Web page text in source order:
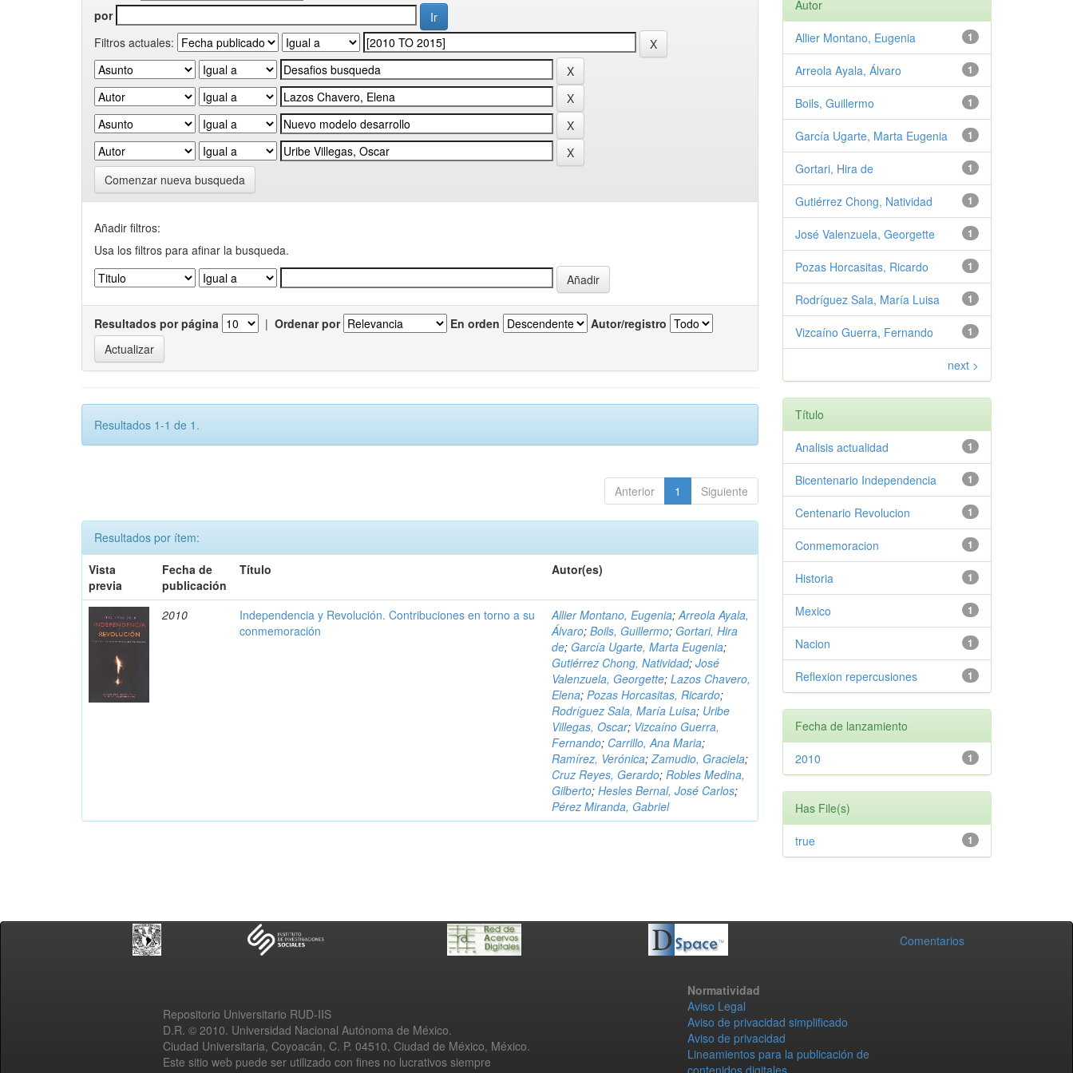
por
Filtros actuales:
Comenzar nueva busqueda
Añadir filtros:
Usa los filtros para afinar la busqueda.
Resultados por página | Ordenar por En orden Autor/registro
Resultados 1-1 de 1.
Anterior 1 Siguiente
Resultados por ítem:
Vista
previa
Fecha de
publicación
Título Autor(es)
2010
Independencia y Revolución. Contribuciones en torno a su
conmemoración
Allier Montano, Eugenia;Arreola Ayala,
Álvaro;Boils, Guillermo; Gortari, Hira
de; García Ugarte, Marta Eugenia;
Gutiérrez Chong, Natividad;José
Valenzuela, Georgette;Lazos Chavero,
Elena;Pozas Horcasitas, Ricardo;
Rodríguez Sala, María Luisa; Uribe
Villegas, Oscar; Vizcaíno Guerra,
Fernando; Carrillo, Ana Maria;
Ramírez, Verónica;Zamudio, Graciela;
Cruz Reyes, Gerardo;Robles Medina,
Gilberto;Hesles Bernal, José Carlos;
Pérez Miranda, Gabriel
Autor
1
Allier Montano, Eugenia
1
Arreola Ayala, Álvaro
1
Boils, Guillermo
1
García Ugarte, Marta Eugenia
1
Gortari, Hira de
1
Gutiérrez Chong, Natividad
1
José Valenzuela, Georgette
1
Pozas Horcasitas, Ricardo
1
Rodríguez Sala, María Luisa
1
Vizcaíno Guerra, Fernando
next >
Título
1
Analisis actualidad
1
Bicentenario Independencia
1
Centenario Revolucion
1
Conmemoracion
1
Historia
1
Mexico
1
Nacion
1
Reflexion repercusiones
Fecha de lanzamiento
1
2010
Has File(s)
1
true
Comentarios
Repositorio Universitario RUD-IIS
D.R. © 2010. Universidad Nacional Autónoma de México.
Ciudad Universitaria, Coyoacán, C. P. 04510, Ciudad de México, México.
Este sitio web puede ser utilizado con fines no lucrativos siempre
Normatividad
Aviso Legal
Aviso de privacidad simplificado
Aviso de privacidad
Lineamientos para la publicación de
contenidos digitales